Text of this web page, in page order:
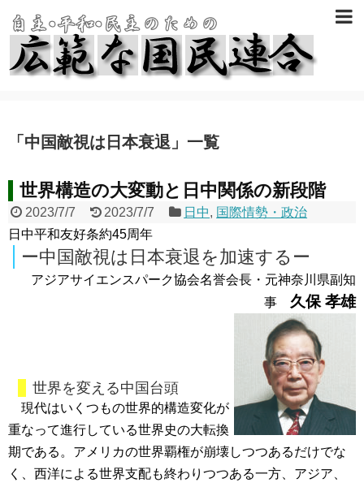
「 中国敵視は日本衰退 」 一覧
世界構造の大変動と日中関係の新段階
2023/7/7 2023/7/7 日中, 国際情勢・政治
日中平和友好条約45周年
ー中国敵視は日本衰退を加速するー
アジアサイエンスパーク協会名誉会長・元神奈川県副知
事 久保 孝雄
世界を変える中国台頭
現代はいくつもの世界的構造変化が
重なって進行している世界史の大転換
期である。アメリカの世界覇権が崩壊しつつあるだけでな
く、西洋による世界支配も終わりつつある一方、アジア、